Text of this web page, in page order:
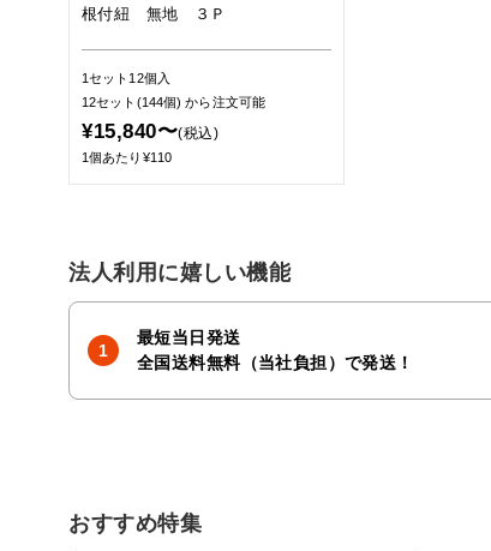
根付紐 無地 ３Ｐ
1セット12個入
12セット(144個)から注文可能
¥15,840〜(税込)
1個あたり¥110
法人利用に嬉しい機能
最短当日発送
全国送料無料（当社負担）で発送！
おすすめ特集